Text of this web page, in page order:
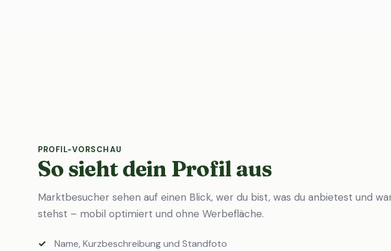
PROFIL-VORSCHAU
So sieht dein Profil aus
Marktbesucher sehen auf einen Blick, wer du bist, was du anbietest und
stehst – mobil optimiert und ohne Werbefläche.
Name, Kurzbeschreibung und Standfoto